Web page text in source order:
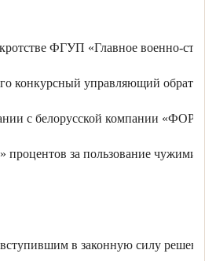
ФГУП «Главное военно-
конкурсный управляющий
с белорусской компании
процентов за пользование
в законную силу